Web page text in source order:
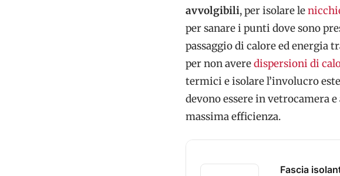
avvolgibili, per isolare le
per sanare i punti dove sono
passaggio di calore ed energia
per non averedispersioni di
termici e isolare l’involucro
devono essere in vetrocamera
massima efficienza.
Fascia